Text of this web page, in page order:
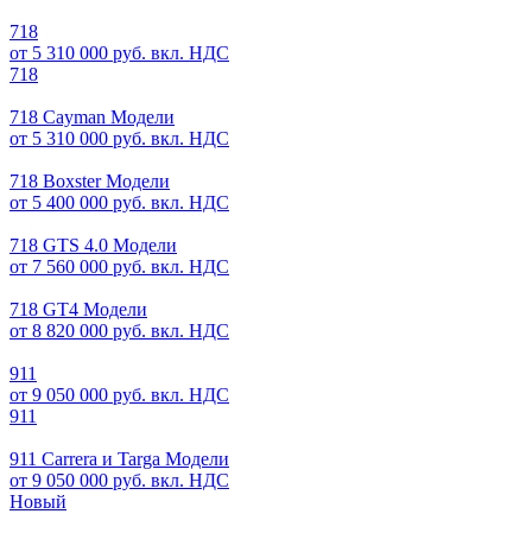
718
от 5 310 000 руб. вкл. НДС
718
718 Cayman Модели
от 5 310 000 руб. вкл. НДС
718 Boxster Модели
от 5 400 000 руб. вкл. НДС
718 GTS 4.0 Модели
от 7 560 000 руб. вкл. НДС
718 GT4 Модели
от 8 820 000 руб. вкл. НДС
911
от 9 050 000 руб. вкл. НДС
911
911 Carrera и Targa Модели
от 9 050 000 руб. вкл. НДС
Новый